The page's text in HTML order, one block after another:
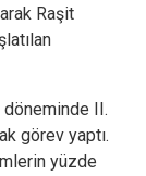
Raşit
II.
görev yaptı.
yüzde